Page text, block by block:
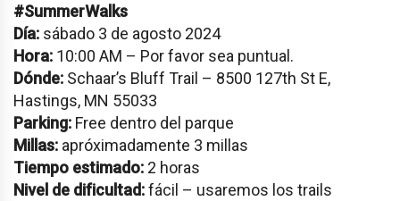
#SummerWalks
Día: sábado 3 de agosto 2024
Hora: 10:00 AM – Por favor sea puntual.
Dónde: Schaar’s Bluff Trail – 8500 127th St E,
Hastings, MN 55033
Parking: Free dentro del parque
Millas: apróximadamente 3 millas
Tiempo estimado: 2 horas
Nivel de dificultad:fácil – usaremos los trails